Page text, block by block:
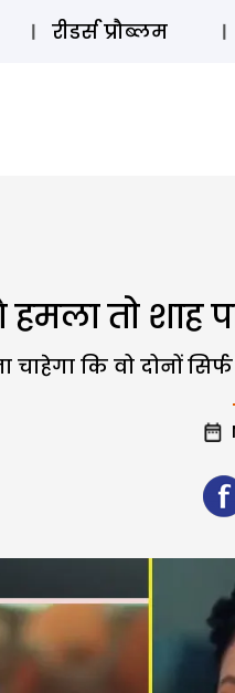
रीडर्स प्रौब्लम
तो शाह
चाहेगा कि वो दोनों